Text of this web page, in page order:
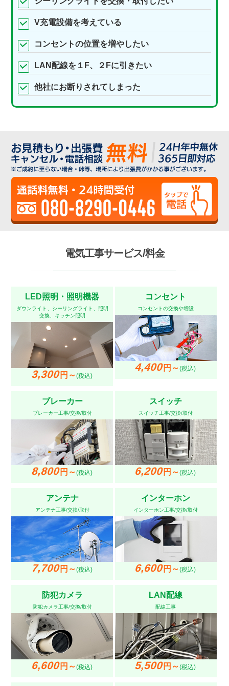
V充電設備を考えている
コンセントの位置を増やしたい
LAN配線を１F、２Fに引きたい
他社にお断りされてしまった
電気工事サービス/料金
LED照明・照明機器
ダウンライト、シーリングライト、照明
交換、キッチン照明
3,300円～(税込)
コンセント
コンセントの交換や増設
4,400円～(税込)
ブレーカー
ブレーカー工事/交換/取付
8,800円～(税込)
スイッチ
スイッチ工事/交換/取付
6,200円～(税込)
アンテナ
アンテナ工事/交換/取付
7,700円～(税込)
インターホン
インターホン工事/交換/取付
6,600円～(税込)
防犯カメラ
防犯カメラ工事/交換/取付
6,600円～(税込)
LAN配線
配線工事
5,500円～(税込)